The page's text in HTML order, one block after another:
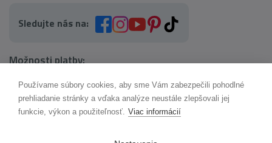
Sledujte nás na:
Možnosti platby:
Používame súbory cookies, aby sme Vám zabezpečili pohodlné
prehliadanie stránky a vďaka analýze neustále zlepšovali jej
funkcie, výkon a použiteľnosť. Viac informácií
AI pomocník Maxík
Online